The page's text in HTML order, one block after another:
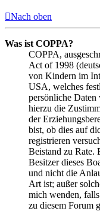
Nach oben
Was ist COPPA?
COPPA,
Act of 1998
von Kindern im
USA, welches
persönliche Daten
hierzu die
der
bist, ob dies auf
registrieren
Beistand zu Rate.
Besitzer dieses
und nicht die
Art ist; außer
mich wenden,
zu diesem Forum